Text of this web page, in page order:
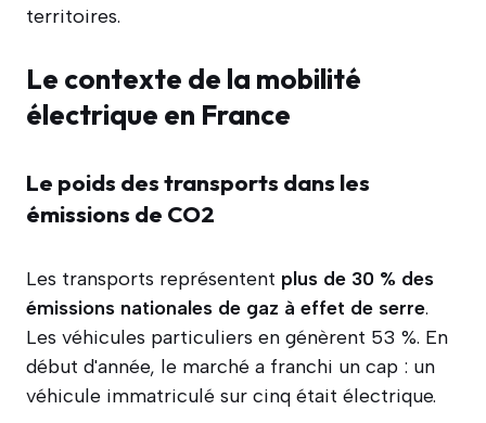
territoires.
Le contexte de la mobilité
électrique en France
Le poids des transports dans les
émissions de CO2
Les transports représentent plus de 30 % des
émissions nationales de gaz à effet de serre.
Les véhicules particuliers en génèrent 53 %. En
début d'année, le marché a franchi un cap : un
véhicule immatriculé sur cinq était électrique.